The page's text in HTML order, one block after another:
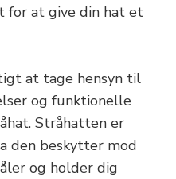
for at give din hat et
at tage hensyn til
og funktionelle
Stråhatten er
den beskytter mod
og holder dig